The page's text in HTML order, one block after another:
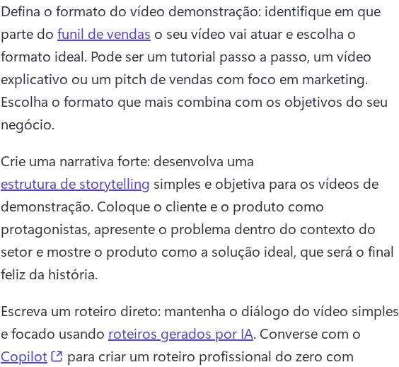
Defina o formato do vídeo demonstração: identifique em que
parte do funil de vendas o seu vídeo vai atuar e escolha o
formato ideal. Pode ser um tutorial passo a passo, um vídeo
Escolha o formato que mais combina com os objetivos do seu
negócio.
Crie uma narrativa forte: desenvolva uma
estrutura de storytelling simples e objetiva para os vídeos de
demonstração. Coloque o cliente e o produto como
protagonistas, apresente o problema dentro do contexto do
setor e mostre o produto como a solução ideal, que será o final
feliz da história.
Escreva um roteiro direto: mantenha o diálogo do vídeo simples
e focado usando roteiros gerados por IA. Converse com o
Copilot
(opens in a new tab)
para criar um roteiro profissional do zero com